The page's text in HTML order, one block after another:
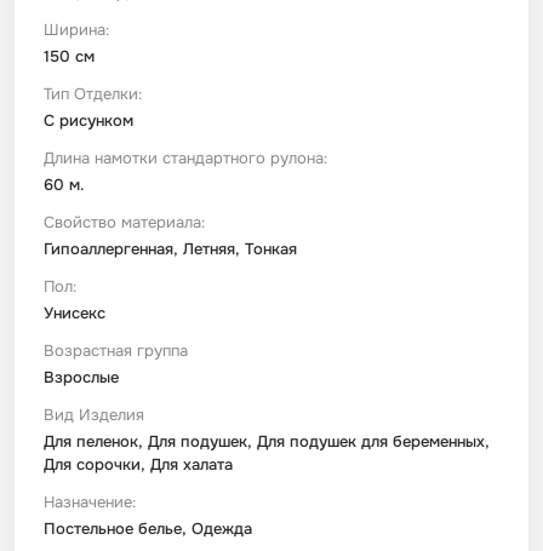
Ширина:
150 см
Тип Отделки:
С рисунком
Длина намотки стандартного рулона:
60 м.
Свойство материала:
Гипоаллергенная, Летняя, Тонкая
Пол:
Унисекс
Возрастная группа
Взрослые
Вид Изделия
Для пеленок, Для подушек, Для подушек для беременных,
Для сорочки, Для халата
Назначение:
Постельное белье, Одежда